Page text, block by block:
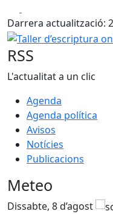
Darrera actualització:
Taller d’escriptura
RSS
L'actualitat a un clic
Agenda
Agenda política
Avisos
Notícies
Publicacions
Meteo
Dissabte, 8 d’agost